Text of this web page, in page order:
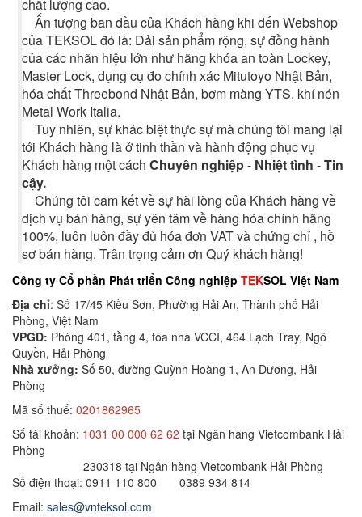
chất lượng cao.
Ấn tượng ban đầu của Khách hàng khi đến Webshop
của TEKSOL đó là: Dải sản phẩm rộng, sự đồng hành
của các nhãn hiệu lớn như hãng khóa an toàn Lockey,
Master Lock, dụng cụ đo chính xác Mitutoyo Nhật Bản,
hóa chất Threebond Nhật Bản, bơm màng YTS, khí nén
Metal Work Italia.
Tuy nhiên, sự khác biệt thực sự mà chúng tôi mang lại
tới Khách hàng là ở tinh thần và hành động phục vụ
Khách hàng một cáchChuyên nghiệp- Nhiệt tình -Tin
cậy.
Chúng tôi cam kết về sự hài lòng của Khách hàng về
dịch vụ bán hàng, sự yên tâm về hàng hóa chính hãng
100%, luôn luôn đầy đủ hóa đơn VAT và chứng chỉ , hồ
sơ bán hàng. Trân trọng cảm ơn Quý khách hàng!
Công ty Cổ phần Phát triển Công nghiệp TEKSOL Việt Nam
Địa chỉ: Số 17/45 Kiều Sơn, Phường Hải An, Thành phố Hải
Phòng, Việt Nam
VPGD: Phòng 401, tầng 4, tòa nhà VCCI, 464 Lạch Tray, Ngô
Quyền, Hải Phòng
Nhà xưởng: Số 50, đường Quỳnh Hoàng 1, An Dương, Hải
Phòng
Mã số thuế: 0201862965
Số tài khoản: 1031 00 000 62 62 tại Ngân hàng Vietcombank Hải
Phòng
230318 tại Ngân hàng Vietcombank Hải Phòng
Số điện thoại: 0911 110 800 0389 934 814
Email: sales@vnteksol.com